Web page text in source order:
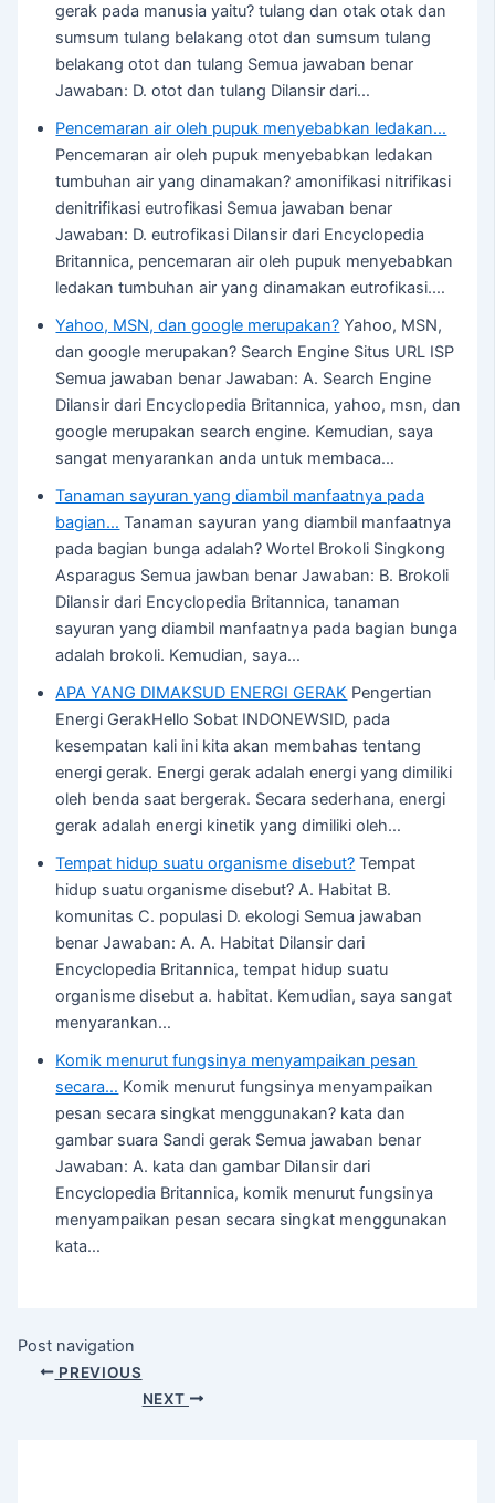
gerak pada manusia yaitu? tulang dan otak otak dan
sumsum tulang belakang otot dan sumsum tulang
belakang otot dan tulang Semua jawaban benar
Jawaban: D. otot dan tulang Dilansir dari…
Pencemaran air oleh pupuk menyebabkan ledakan…
Pencemaran air oleh pupuk menyebabkan ledakan
tumbuhan air yang dinamakan? amonifikasi nitrifikasi
denitrifikasi eutrofikasi Semua jawaban benar
Jawaban: D. eutrofikasi Dilansir dari Encyclopedia
Britannica, pencemaran air oleh pupuk menyebabkan
ledakan tumbuhan air yang dinamakan eutrofikasi.…
Yahoo, MSN, dan google merupakan? Yahoo, MSN,
dan google merupakan? Search Engine Situs URL ISP
Semua jawaban benar Jawaban: A. Search Engine
Dilansir dari Encyclopedia Britannica, yahoo, msn, dan
google merupakan search engine. Kemudian, saya
sangat menyarankan anda untuk membaca…
Tanaman sayuran yang diambil manfaatnya pada
bagian… Tanaman sayuran yang diambil manfaatnya
pada bagian bunga adalah? Wortel Brokoli Singkong
Asparagus Semua jawban benar Jawaban: B. Brokoli
Dilansir dari Encyclopedia Britannica, tanaman
sayuran yang diambil manfaatnya pada bagian bunga
adalah brokoli. Kemudian, saya…
APA YANG DIMAKSUD ENERGI GERAK Pengertian
Energi GerakHello Sobat INDONEWSID, pada
kesempatan kali ini kita akan membahas tentang
energi gerak. Energi gerak adalah energi yang dimiliki
oleh benda saat bergerak. Secara sederhana, energi
gerak adalah energi kinetik yang dimiliki oleh…
Tempat hidup suatu organisme disebut? Tempat
hidup suatu organisme disebut? A. Habitat B.
komunitas C. populasi D. ekologi Semua jawaban
benar Jawaban: A. A. Habitat Dilansir dari
Encyclopedia Britannica, tempat hidup suatu
organisme disebut a. habitat. Kemudian, saya sangat
menyarankan…
Komik menurut fungsinya menyampaikan pesan
secara… Komik menurut fungsinya menyampaikan
pesan secara singkat menggunakan? kata dan
gambar suara Sandi gerak Semua jawaban benar
Jawaban: A. kata dan gambar Dilansir dari
Encyclopedia Britannica, komik menurut fungsinya
menyampaikan pesan secara singkat menggunakan
kata…
Post navigation
PREVIOUS
NEXT